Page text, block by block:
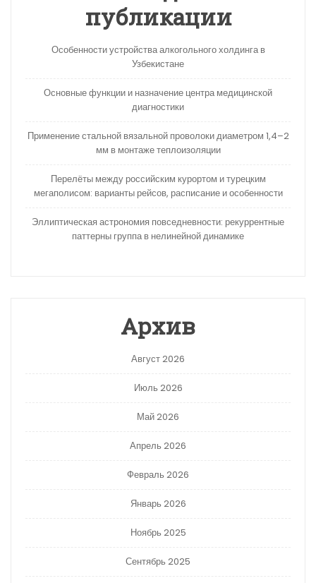
публикации
Особенности устройства алкогольного холдинга в
Узбекистане
Основные функции и назначение центра медицинской
диагностики
Применение стальной вязальной проволоки диаметром 1,4–2
мм в монтаже теплоизоляции
Перелёты между российским курортом и турецким
мегаполисом: варианты рейсов, расписание и особенности
Эллиптическая астрономия повседневности: рекуррентные
паттерны группа в нелинейной динамике
Архив
Август 2026
Июль 2026
Май 2026
Апрель 2026
Февраль 2026
Январь 2026
Ноябрь 2025
Сентябрь 2025